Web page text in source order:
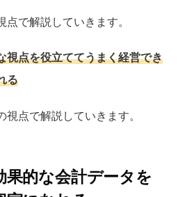
点で解説していきます。
視点を役立ててうまく経営でき
る
視点で解説していきます。
果的な会計データを